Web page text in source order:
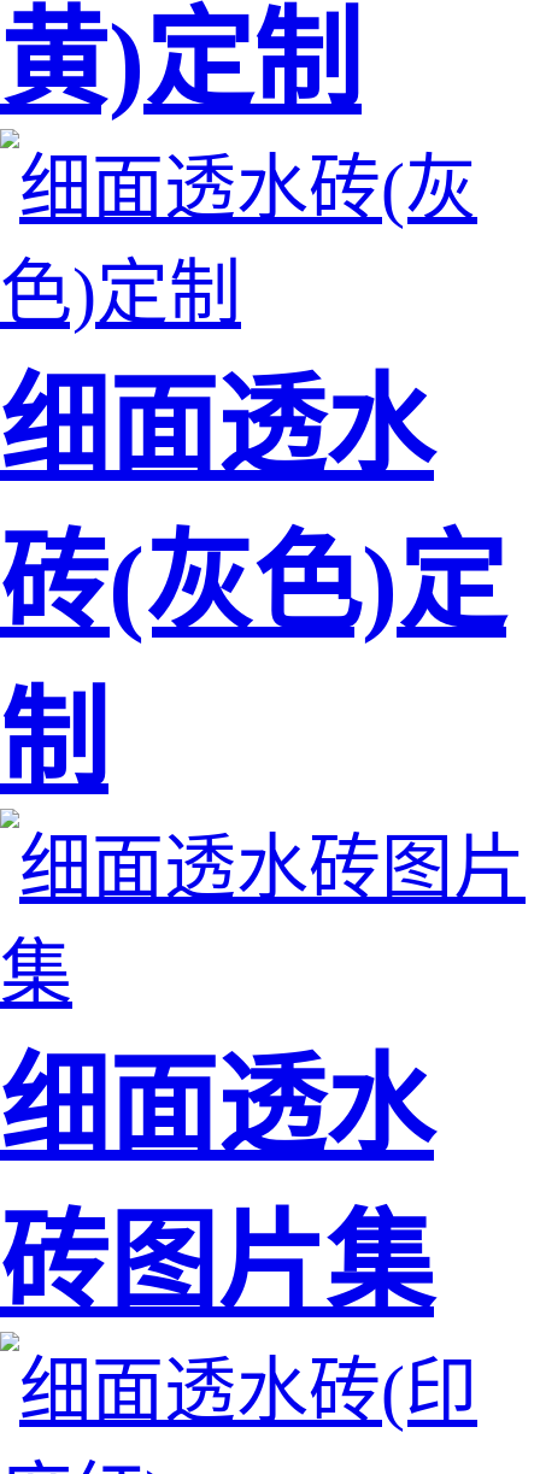
黄)定制
细面透水
砖(灰色)定
制
细面透水
砖图片集